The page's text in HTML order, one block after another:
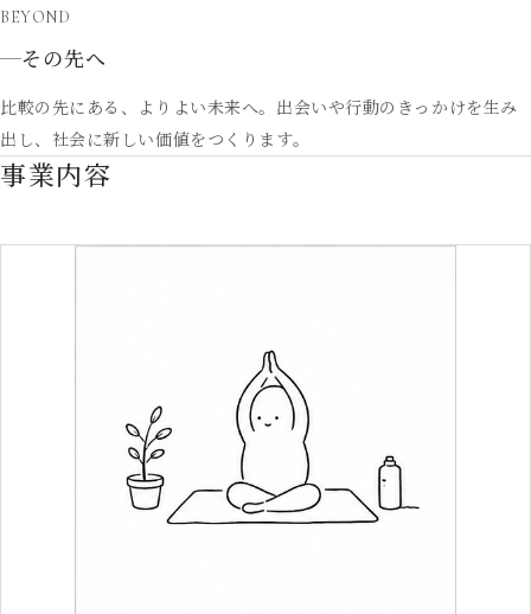
BEYOND
その先へ
比較の先にある、よりよい未来へ。出会いや行動のきっかけを生み
出し、社会に新しい価値をつくります。
事業内容